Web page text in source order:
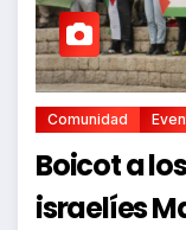
Comunidad
Boicot a
israelíes